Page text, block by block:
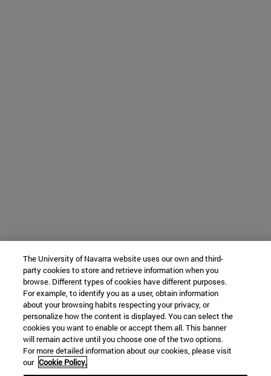
The University of Navarra website uses our own and third-
party cookies to store and retrieve information when you
browse. Different types of cookies have different purposes.
For example, to identify you as a user, obtain information
about your browsing habits respecting your privacy, or
personalize how the content is displayed. You can select the
cookies you want to enable or accept them all. This banner
will remain active until you choose one of the two options.
For more detailed information about our cookies, please visit
our Cookie Policy.